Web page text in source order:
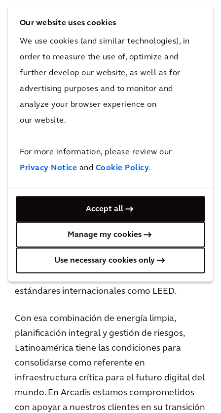
Our website uses cookies
We use cookies (and similar technologies), in
order to measure the use of, optimize and
further develop our website, as well as for
advertising purposes and to monitor and
analyze your browser experience on
our website.
For more information, please review our
Privacy Notice and Cookie Policy.
Accept all
Manage my cookies
Use necessary cookies only
apuntan a data centers más eficientes. “
Arcadis promovemos soluciones como
refrigeración de bajo consumo hídrico y uso de
energía renovable”, comenta. Un ejemplo es el
proyecto SINES DC en Portugal, que opera con
energía 100% limpia y agua de mar para
enfriamiento. Estas tecnologías reducen la
Para consolidar el liderazgo regional se
renovables son pilares indispensables
Rando. América Latina tiene el potencial para
adoptar prácticas de innovación en
enfriamiento y construcción alineadas con
estándares internacionales como LEED.
Con esa combinación de energía limpia,
planificación integral y gestión de riesgos,
Latinoamérica tiene las condiciones para
consolidarse como referente en
infraestructura crítica para el futuro digital del
mundo. En Arcadis estamos comprometidos
con apoyar a nuestros clientes en su transición